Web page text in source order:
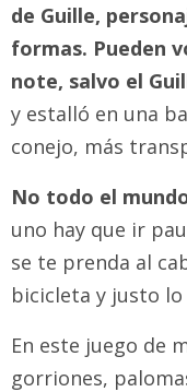
de Guille,
formas. Pueden
note, salvo el
y estalló en una
conejo, más
No todo el
uno hay que ir
se te prenda al
bicicleta y justo
En este juego de
gorriones,